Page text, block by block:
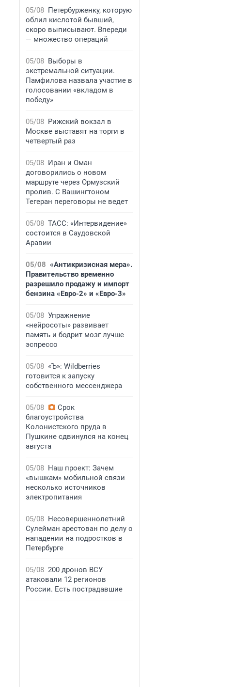
05/08 Петербурженку, которую
облил кислотой бывший,
скоро выписывают. Впереди
— множество операций
05/08 Выборы в
экстремальной ситуации.
Памфилова назвала участие в
голосовании «вкладом в
победу»
05/08 Рижский вокзал в
Москве выставят на торги в
четвертый раз
05/08 Иран и Оман
договорились о новом
маршруте через Ормузский
пролив. С Вашингтоном
Тегеран переговоры не ведет
05/08 ТАСС: «Интервидение»
состоится в Саудовской
Аравии
05/08 «Антикризисная мера».
Правительство временно
разрешило продажу и импорт
бензина «Евро-2» и «Евро-3»
05/08 Упражнение
«нейросоты» развивает
память и бодрит мозг лучше
эспрессо
05/08 «Ъ»: Wildberries
готовится к запуску
собственного мессенджера
05/08
Срок
благоустройства
Колонистского пруда в
Пушкине сдвинулся на конец
августа
05/08 Наш проект: Зачем
«вышкам» мобильной связи
несколько источников
электропитания
05/08 Несовершеннолетний
Сулейман арестован по делу о
нападении на подростков в
Петербурге
05/08 200 дронов ВСУ
атаковали 12 регионов
России. Есть пострадавшие